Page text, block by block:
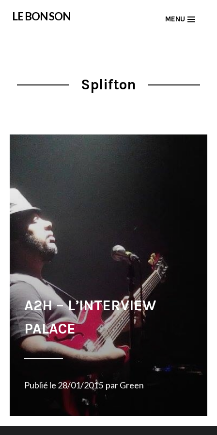
LE BON SON MENU
Splifton
A2H – L’INTERVIEW
PALACE
Publié le 28/01/2015 parGreen